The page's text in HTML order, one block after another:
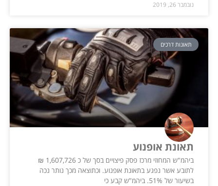
נובמבר 26, 2019
תאונות דרכים
תאונת אופנוע
ביהמ"ש המחוזי מרכז פסק פיצויים בסך של כ 1,607,726 ₪
לתובע אשר נפגע בתאונת אופנוע. וכתוצאה מכך נותר נכה
בשיעור של 51%. ביהמ"ש קבע כי